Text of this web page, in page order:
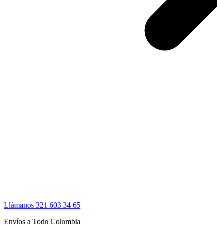
Llámanos 321 603 34 65
Envíos a Todo Colombia